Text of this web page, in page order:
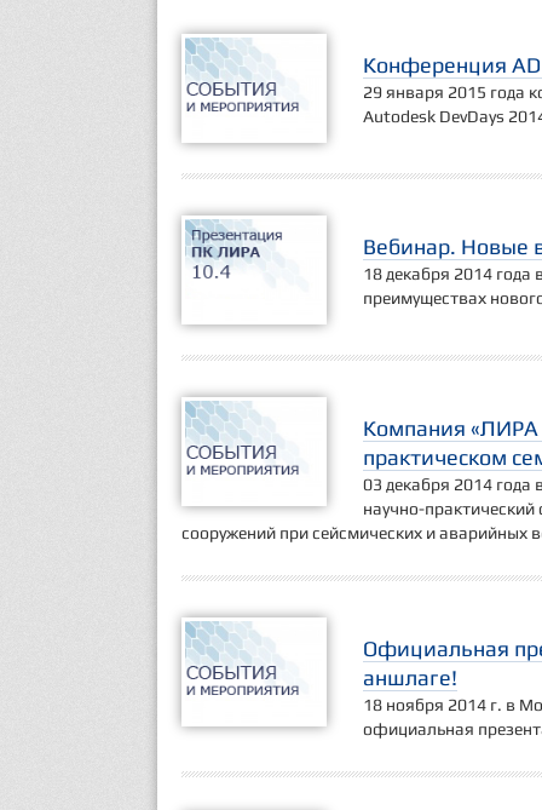
Конференция
29 января 2015 года
Autodesk DevDays
Вебинар. Новые
18 декабря 2014 года
преимуществах
Компания «ЛИРА
практическом
03 декабря 2014
научно-практический
сооружений при сейсмических и аварийных
Официальная
аншлаге!
18 ноября 2014 г. в
официальная